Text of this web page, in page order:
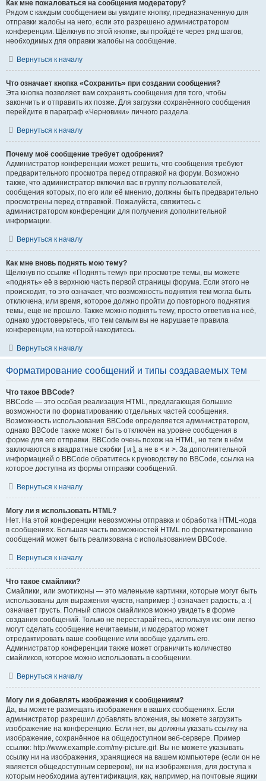
Как мне пожаловаться на сообщения модератору?
Рядом с каждым сообщением вы увидите кнопку, предназначенную для
отправки жалобы на него, если это разрешено администратором
конференции. Щёлкнув по этой кнопке, вы пройдёте через ряд шагов,
необходимых для оправки жалобы на сообщение.
Вернуться к началу
Что означает кнопка «Сохранить» при создании сообщения?
Эта кнопка позволяет вам сохранять сообщения для того, чтобы
закончить и отправить их позже. Для загрузки сохранённого сообщения
перейдите в параграф «Черновики» личного раздела.
Вернуться к началу
Почему моё сообщение требует одобрения?
Администратор конференции может решить, что сообщения требуют
предварительного просмотра перед отправкой на форум. Возможно
также, что администратор включил вас в группу пользователей,
сообщения которых, по его или её мнению, должны быть предварительно
просмотрены перед отправкой. Пожалуйста, свяжитесь с
администратором конференции для получения дополнительной
информации.
Вернуться к началу
Как мне вновь поднять мою тему?
Щёлкнув по ссылке «Поднять тему» при просмотре темы, вы можете
«поднять» её в верхнюю часть первой страницы форума. Если этого не
происходит, то это означает, что возможность поднятия тем могла быть
отключена, или время, которое должно пройти до повторного поднятия
темы, ещё не прошло. Также можно поднять тему, просто ответив на неё,
однако удостоверьтесь, что тем самым вы не нарушаете правила
конференции, на которой находитесь.
Вернуться к началу
Форматирование сообщений и типы создаваемых тем
Что такое BBCode?
BBCode — это особая реализация HTML, предлагающая большие
возможности по форматированию отдельных частей сообщения.
Возможность использования BBCode определяется администратором,
однако BBCode также может быть отключён на уровне сообщения в
форме для его отправки. BBCode очень похож на HTML, но теги в нём
заключаются в квадратные скобки [ и ], а не в < и >. За дополнительной
информацией о BBCode обратитесь к руководству по BBCode, ссылка на
которое доступна из формы отправки сообщений.
Вернуться к началу
Могу ли я использовать HTML?
Нет. На этой конференции невозможны отправка и обработка HTML-кода
в сообщениях. Большая часть возможностей HTML по форматированию
сообщений может быть реализована с использованием BBCode.
Вернуться к началу
Что такое смайлики?
Смайлики, или эмотиконы — это маленькие картинки, которые могут быть
использованы для выражения чувств, например :) означает радость, а :(
означает грусть. Полный список смайликов можно увидеть в форме
создания сообщений. Только не перестарайтесь, используя их: они легко
могут сделать сообщение нечитаемым, и модератор может
отредактировать ваше сообщение или вообще удалить его.
Администратор конференции также может ограничить количество
смайликов, которое можно использовать в сообщении.
Вернуться к началу
Могу ли я добавлять изображения к сообщениям?
Да, вы можете размещать изображения в ваших сообщениях. Если
администратор разрешил добавлять вложения, вы можете загрузить
изображение на конференцию. Если нет, вы должны указать ссылку на
изображение, сохранённое на общедоступном веб-сервере. Пример
ссылки: http://www.example.com/my-picture.gif. Вы не можете указывать
ссылку ни на изображения, хранящиеся на вашем компьютере (если он не
является общедоступным сервером), ни на изображения, для доступа к
которым необходима аутентификация, как, например, на почтовые ящики